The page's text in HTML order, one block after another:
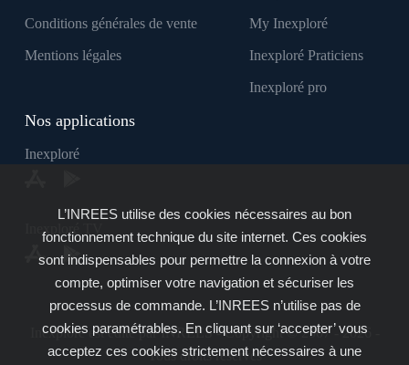
Conditions générales de vente
Mentions légales
My Inexploré
Inexploré Praticiens
Inexploré pro
Nos applications
Inexploré
Inexploré TV
Inexploré est édité par INREES - Copyright © 2007 - 2026 -
Tous droits réservés
L’INREES utilise des cookies nécessaires au bon
fonctionnement technique du site internet. Ces cookies
sont indispensables pour permettre la connexion à votre
compte, optimiser votre navigation et sécuriser les
processus de commande. L’INREES n’utilise pas de
cookies paramétrables. En cliquant sur ‘accepter’ vous
acceptez ces cookies strictement nécessaires à une